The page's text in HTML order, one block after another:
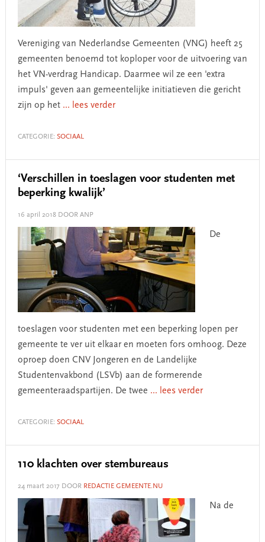
Vereniging van Nederlandse Gemeenten (VNG) heeft 25
gemeenten benoemd tot koploper voor de uitvoering van
het VN-verdrag Handicap. Daarmee wil ze een 'extra
impuls' geven aan gemeentelijke initiatieven die gericht
zijn op het ... lees verder
CATEGORIE: SOCIAAL
‘Verschillen in toeslagen voor studenten met
beperking kwalijk’
16 april 2018DOOR ANP
De
toeslagen voor studenten met een beperking lopen per
gemeente te ver uit elkaar en moeten fors omhoog. Deze
oproep doen CNV Jongeren en de Landelijke
Studentenvakbond (LSVb) aan de formerende
gemeenteraadspartijen. De twee ... lees verder
CATEGORIE: SOCIAAL
110 klachten over stembureaus
24 maart 2017 DOOR REDACTIE GEMEENTE.NU
Na de